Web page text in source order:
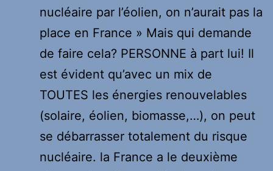
nucléaire par l’éolien, on n’aurait pas la
place en France » Mais qui demande
de faire cela? PERSONNE à part lui! Il
est évident qu’avec un mix de
TOUTES les énergies renouvelables
(solaire, éolien, biomasse,…), on peut
se débarrasser totalement du risque
nucléaire. la France a le deuxième